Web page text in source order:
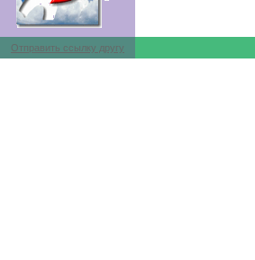
Отправить ссылку другу